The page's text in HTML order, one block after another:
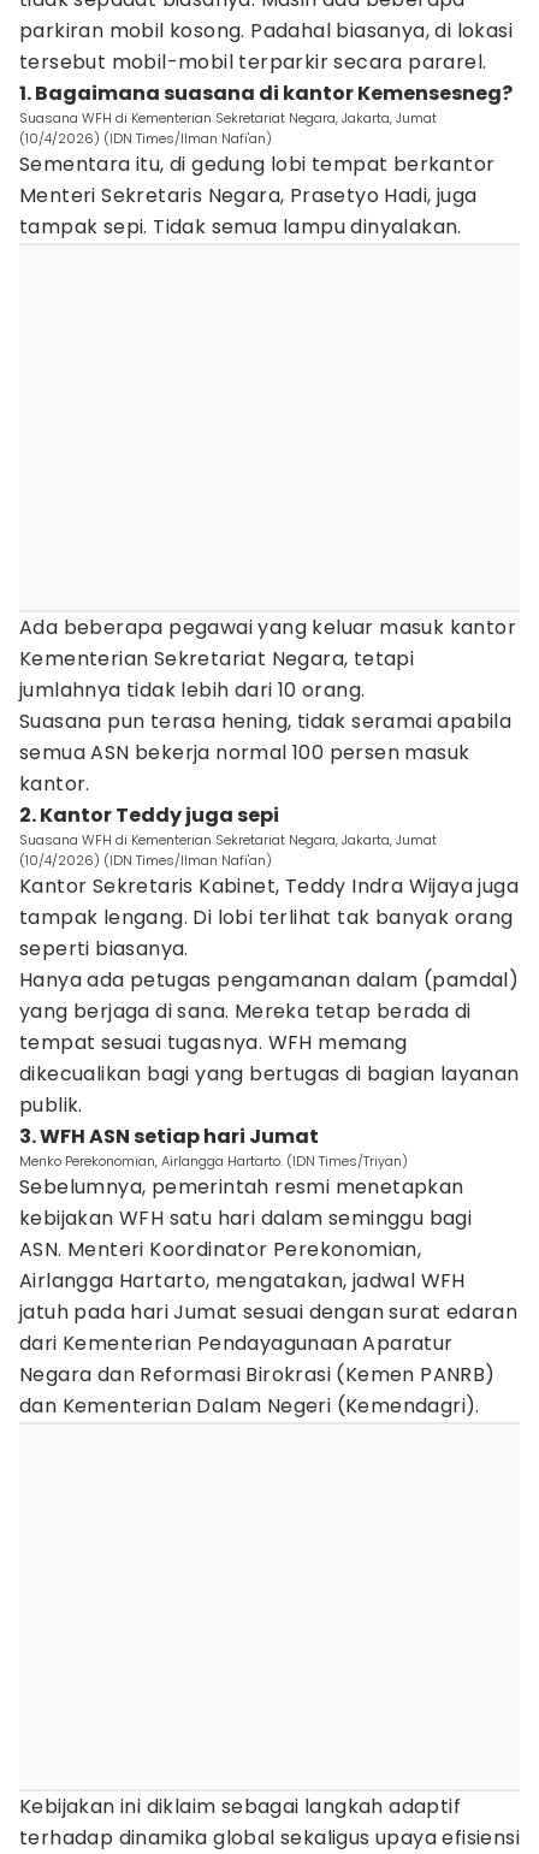
parkiran mobil kosong. Padahal biasanya, di lokasi
tersebut mobil-mobil terparkir secara pararel.
1. Bagaimana suasana di kantor Kemensesneg?
Suasana WFH di Kementerian Sekretariat Negara, Jakarta, Jumat
(10/4/2026) (IDN Times/Ilman Nafi'an)
Sementara itu, di gedung lobi tempat berkantor
Menteri Sekretaris Negara, Prasetyo Hadi, juga
tampak sepi. Tidak semua lampu dinyalakan.
Ada beberapa pegawai yang keluar masuk kantor
Kementerian Sekretariat Negara, tetapi
jumlahnya tidak lebih dari 10 orang.
Suasana pun terasa hening, tidak seramai apabila
semua ASN bekerja normal 100 persen masuk
kantor.
2. Kantor Teddy juga sepi
Suasana WFH di Kementerian Sekretariat Negara, Jakarta, Jumat
(10/4/2026) (IDN Times/Ilman Nafi'an)
Kantor Sekretaris Kabinet, Teddy Indra Wijaya juga
tampak lengang. Di lobi terlihat tak banyak orang
seperti biasanya.
Hanya ada petugas pengamanan dalam (pamdal)
yang berjaga di sana. Mereka tetap berada di
tempat sesuai tugasnya. WFH memang
dikecualikan bagi yang bertugas di bagian layanan
publik.
3. WFH ASN setiap hari Jumat
Menko Perekonomian, Airlangga Hartarto. (IDN Times/Triyan)
Sebelumnya, pemerintah resmi menetapkan
kebijakan WFH satu hari dalam seminggu bagi
ASN. Menteri Koordinator Perekonomian,
Airlangga Hartarto, mengatakan, jadwal WFH
jatuh pada hari Jumat sesuai dengan surat edaran
dari Kementerian Pendayagunaan Aparatur
Negara dan Reformasi Birokrasi (Kemen PANRB)
dan Kementerian Dalam Negeri (Kemendagri).
Kebijakan ini diklaim sebagai langkah adaptif
terhadap dinamika global sekaligus upaya efisiensi